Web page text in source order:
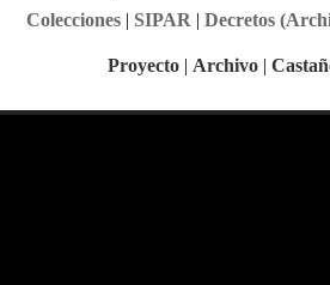
Colecciones| SIPAR | Decretos
Proyecto | Archivo |